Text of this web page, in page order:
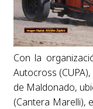
Con la
Autocross
de Maldonado,
(Cantera Marelli),